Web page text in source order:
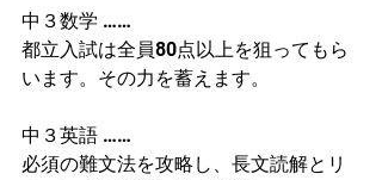
中３数学 ……
都立入試は全員80点以上を狙ってもら
います。その力を蓄えます。
中３英語 ……
必須の難文法を攻略し、長文読解とリ